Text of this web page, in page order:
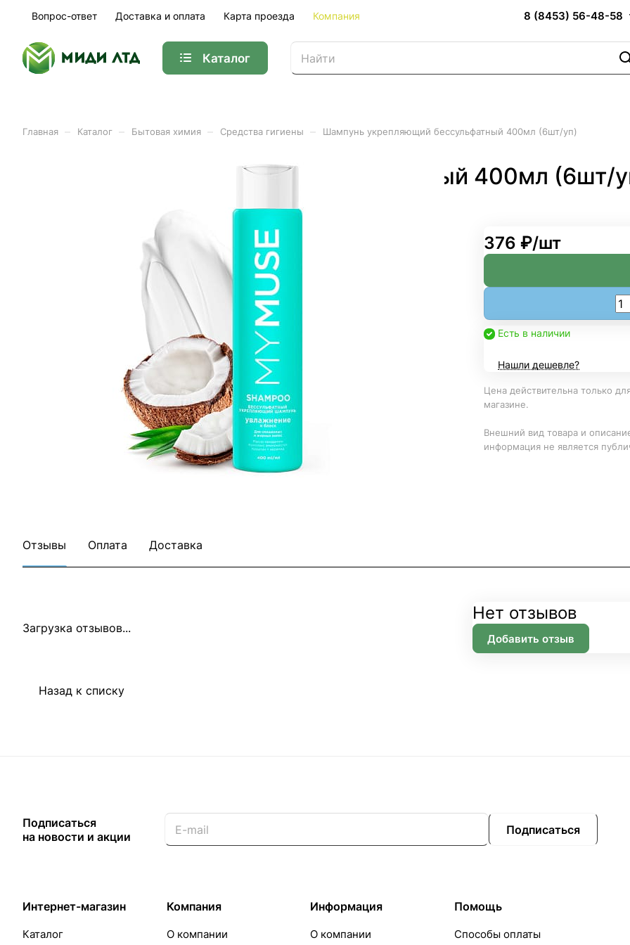
Вопрос-ответ Доставка и оплата Карта проезда Компания 8 (8453) 56-48-58
Каталог
Главная Каталог Бытовая химия Средства гигиены Шампунь укрепляющий бессульфатный 400мл (6шт/уп)
Шампунь укрепляющий бессульфатный 400мл (6шт/
Все товары категории
376 ₽/шт
Есть в наличии
Нашли дешевле?
Цена действительна только
магазине.
Внешний вид товара и
информация не является
Отзывы Оплата Доставка
Загрузка отзывов...
Нет отзывов
Добавить отзыв
Назад к списку
Подписаться
на новости и акции
Подписаться
Интернет-магазин
Каталог
Компания
О компании
Информация
О компании
Помощь
Способы оплаты